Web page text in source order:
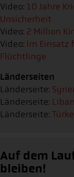
Video: 10 Jahre
Unsicherheit
Video: 2 Million
Video: Im Einsatz
Flüchtlinge
Länderseiten
Länderseite:
Länderseite:
Länderseite:
Auf dem
bleiben!